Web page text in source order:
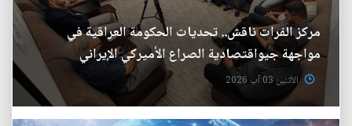
مركز الفرات ناقش.. تحديات الحكومة العراقية في
مواجهة جيواقتصادية الصراع الأميركي الإيراني
الأثنين 03 آب 2026